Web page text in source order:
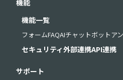
機能
機能一覧
フォームFAQAIチャットボットア
セキュリティ外部連携API連携
サポート